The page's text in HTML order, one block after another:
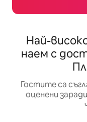
Най-
наем с
Гостите са
оценени